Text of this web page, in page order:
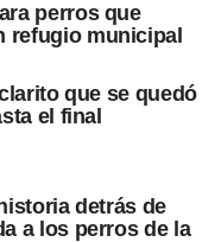
perros que
refugio municipal
que se quedó
el final
detrás de
a los perros de la